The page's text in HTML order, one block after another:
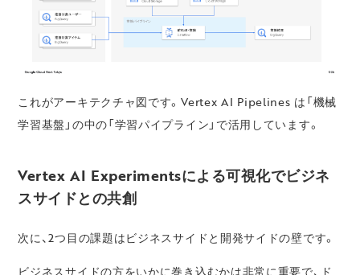
これがアーキテクチャ図です。Vertex AI Pipelines は「機械
学習基盤」の中の「学習パイプライン」で活用しています。
Vertex AI Experimentsによる可視化でビジネ
スサイドとの共創
次に、2つ目の課題はビジネスサイドと開発サイドの壁です。
ビジネスサイドの方をいかに巻き込むかは非常に重要で、ド